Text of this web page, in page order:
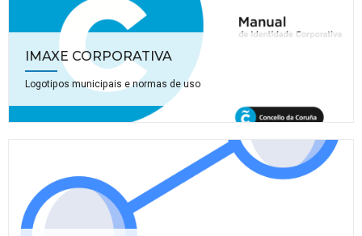
IMAXE CORPORATIVA
Logotipos municipais e normas de uso